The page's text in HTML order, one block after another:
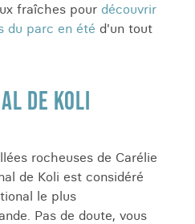
fraîches pour découvrir
du parc en été d'un tout
DE KOLI
rocheuses de Carélie
de Koli est considéré
le plus
Pas de doute, vous